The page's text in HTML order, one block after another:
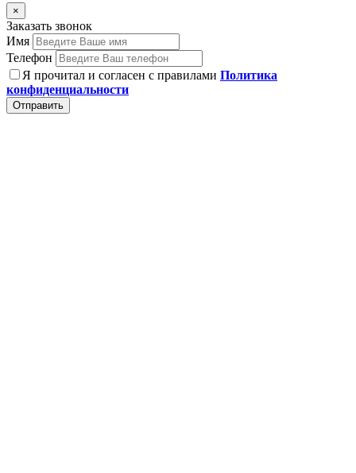
×
Заказать звонок
Имя
Телефон
Я прочитал и согласен с правилами Политика
конфиденциальности
Отправить